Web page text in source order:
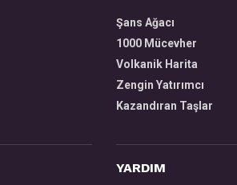
Şans Ağacı
1000 Mücevher
Volkanik Harita
Zengin Yatırımcı
Kazandıran Taşlar
YARDIM